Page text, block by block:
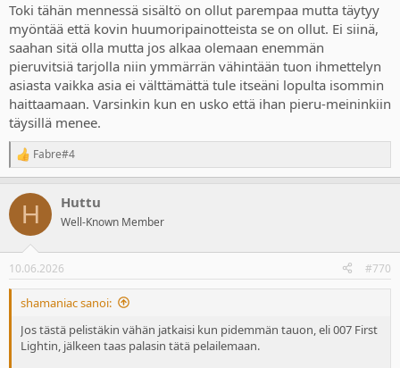
Toki tähän mennessä sisältö on ollut parempaa mutta täytyy
myöntää että kovin huumoripainotteista se on ollut. Ei siinä,
saahan sitä olla mutta jos alkaa olemaan enemmän
pieruvitsiä tarjolla niin ymmärrän vähintään tuon ihmettelyn
asiasta vaikka asia ei välttämättä tule itseäni lopulta isommin
haittaamaan. Varsinkin kun en usko että ihan pieru-meininkiin
täysillä menee.
R
e
c
i
s
:
Fabre#4
H Huttu
Well-Known Member
10.06.2026 #770
shamaniac sanoi:
Jos tästä pelistäkin vähän jatkaisi kun pidemmän tauon, eli 007 First
Lightin, jälkeen taas palasin tätä pelailemaan.